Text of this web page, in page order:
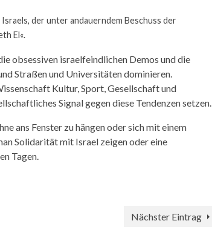
der unter andauerndem Beschuss der
El«.
obsessiven israelfeindlichen Demos und die
Straßen und Universitäten dominieren.
Kultur, Sport, Gesellschaft und
Signal gegen diese Tendenzen setzen.
ans Fenster zu hängen oder sich mit einem
Solidarität mit Israel zeigen oder eine
Tagen.
Nächster Eintrag